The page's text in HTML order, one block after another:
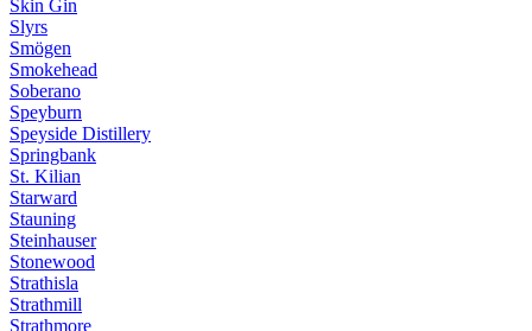
Skin Gin
Slyrs
Smögen
Smokehead
Soberano
Speyburn
Speyside Distillery
Springbank
St. Kilian
Starward
Stauning
Steinhauser
Stonewood
Strathisla
Strathmill
Strathmore